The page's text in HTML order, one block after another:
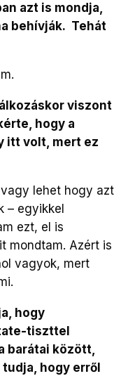
azt is mondja,
behívják. Tehát
viszont
hogy a
itt volt, mert ez
lehet hogy azt
– egyikkel
ezt, el is
mondtam. Azért is
vagyok, mert
hogy
tiszttel
barátai között,
hogy erről